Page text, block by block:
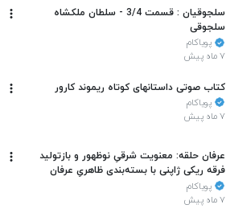
سلجوقیان : قسمت 3/4 - سلطان ملکشاه
سلجوقی
پویاکام
۷ ماه پیش
کتاب صوتی داستانهای کوتاه ریموند کارور
پویاکام
۷ ماه پیش
عرفان حلقه: معنویت شرقیِ نوظهور و بازتولید
فرقه ریکی ژاپنی با بسته‌بندی ظاهریِ عرفان
اسلامی!
پویاکام
۷ ماه پیش